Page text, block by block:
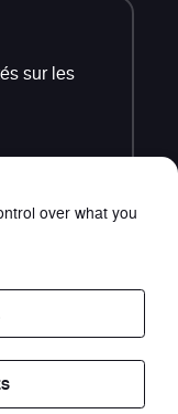
sur les
TTC public
over what you